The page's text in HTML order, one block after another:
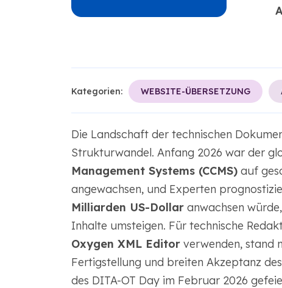
Kategorien: WEBSITE-ÜBERSETZUNG
Die Landschaft der technischen
Strukturwandel. Anfang 2026 war der
Management Systems (CCMS)auf
angewachsen, und Experten
Milliarden US-Dollaranwachsen
Inhalte umsteigen. Für technische
Oxygen XML Editorverwenden, stand
Fertigstellung und breiten Akzeptanz des
des DITA-OT Day im Februar 2026